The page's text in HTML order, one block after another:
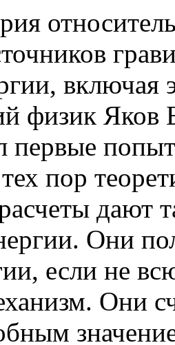
включая
физик
первые
пор
дают
Они
если не
Они